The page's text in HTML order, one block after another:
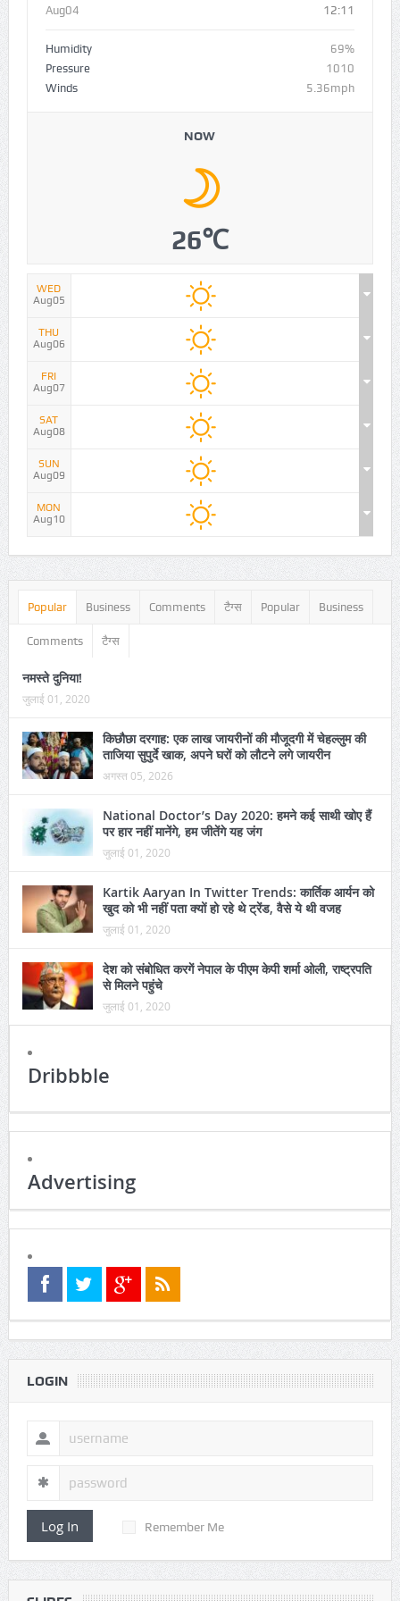
Aug04 12:11
Humidity
69%
Pressure
1010
Winds
5.36mph
NOW
26℃
WED
Aug05
THU
Aug06
FRI
Aug07
SAT
Aug08
SUN
Aug09
MON
Aug10
Popular Business Comments टैग्स Popular Business
Comments टैग्स
नमस्ते दुनिया!
जुलाई 01, 2020
किछौछा दरगाह: एक लाख जायरीनों की मौजूदगी में चेहल्लुम की
ताजिया सुपुर्दे खाक, अपने घरों को लौटने लगे जायरीन
अगस्त 05, 2026
National Doctor’s Day 2020: हमने कई साथी खोए हैं
पर हार नहीं मानेंगे, हम जीतेंगे यह जंग
जुलाई 01, 2020
Kartik Aaryan In Twitter Trends: कार्तिक आर्यन को
खुद को भी नहीं पता क्यों हो रहे थे ट्रेंड, वैसे ये थी वजह
जुलाई 01, 2020
देश को संबोधित करगें नेपाल के पीएम केपी शर्मा ओली, राष्ट्रपति
से मिलने पहुंचे
जुलाई 01, 2020
Dribbble
Advertising
LOGIN
Log In Remember Me